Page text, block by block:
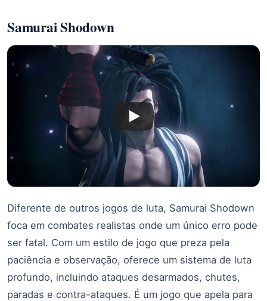
Samurai Shodown
Diferente de outros jogos de luta, Samurai Shodown
foca em combates realistas onde um único erro pode
ser fatal. Com um estilo de jogo que preza pela
paciência e observação, oferece um sistema de luta
profundo, incluindo ataques desarmados, chutes,
paradas e contra-ataques. É um jogo que apela para